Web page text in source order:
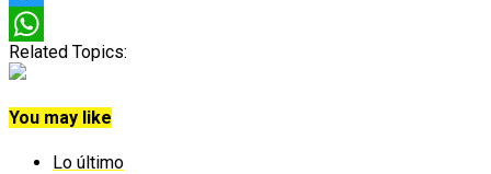
Twitter
WhatsApp
Related Topics:
You may like
Lo último